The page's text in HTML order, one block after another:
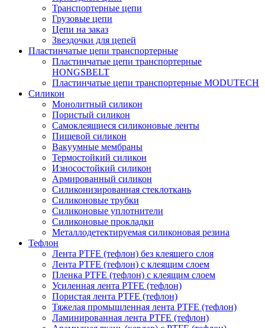
Транспортерные цепи
Грузовые цепи
Цепи на заказ
Звездочки для цепей
Пластинчатые цепи транспортерные
Пластинчатые цепи транспортерные
HONGSBELT
Пластинчатые цепи транспортерные MODUTECH
Силикон
Монолитный силикон
Пористый силикон
Самоклеящиеся силиконовые ленты
Пищевой силикон
Вакуумные мембраны
Термостойкий силикон
Износостойкий силикон
Армированный силикон
Силиконизированная стеклоткань
Силиконовые трубки
Силиконовые уплотнители
Силиконовые прокладки
Металлодетектируемая силиконовая резина
Тефлон
Лента PTFE (тефлон) без клеящего слоя
Лента PTFE (тефлон) с клеящим слоем
Пленка PTFE (тефлон) с клеящим слоем
Усиленная лента PTFE (тефлон)
Пористая лента PTFE (тефлон)
Тяжелая промышленная лента PTFE (тефлон)
Ламинированная лента PTFE (тефлон)